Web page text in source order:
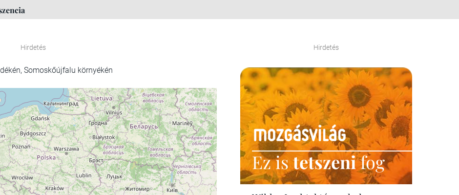
Hirdetés
Somoskőújfalu környékén
Hirdetés
Ez istetszenifog